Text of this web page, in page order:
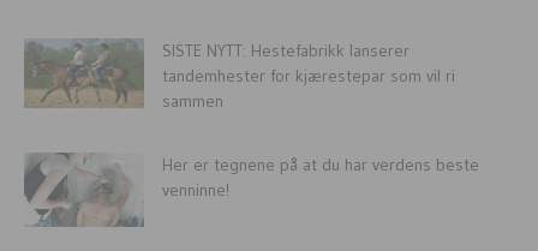
SISTE NYTT: Hestefabrikk lanserer
tandemhester for kjærestepar som vil ri
sammen
Her er tegnene på at du har verdens beste
venninne!